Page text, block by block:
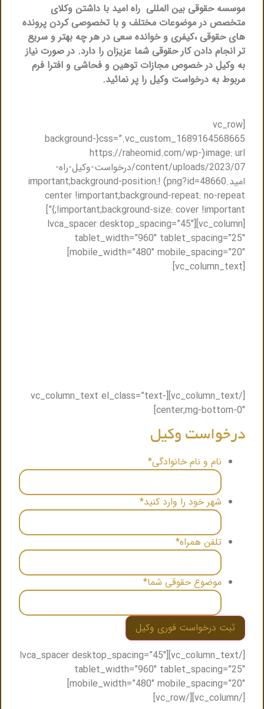
موسسه حقوقی بین المللی راه امید با داشتن وکلای
متخصص در موضوعات مختلف و با تخصوصی کردن پرونده
های حقوقی ،کیفری و خوانده سعی در هر چه بهتر و سریع
تر انجام دادن کار حقوقی شما عزیزان را دارد. در صورت نیاز
به وکیل در خصوص مجازات توهین و فحاشی و افترا فرم
مربوط به درخواست وکیل را پر نمائید.
[vc_row
css=”.vc_custom_1689164568665{background-
image: url(https://raheomid.com/wp-
content/uploads/2023/07/درخواست-وکیل-راه-
امید.png?id=48660) !important;background-position:
center !important;background-repeat: no-repeat
!important;background-size: cover !important;}”]
[vc_column][lvca_spacer desktop_spacing=”45″
tablet_width=”960″ tablet_spacing=”25″
mobile_width=”480″ mobile_spacing=”20″]
[vc_column_text]
[/vc_column_text][vc_column_text el_class=”text-
center,mg-bottom-0″]
درخواست وکیل
نام و نام خانوادگی*
شهر خود را وارد کنید*
تلفن همراه*
موضوع حقوقی شما*
[/vc_column_text][lvca_spacer desktop_spacing=”45″
tablet_width=”960″ tablet_spacing=”25″
mobile_width=”480″ mobile_spacing=”20″]
[/vc_column][/vc_row]